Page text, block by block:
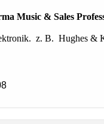
Music & Sales
z. B. Hughes &